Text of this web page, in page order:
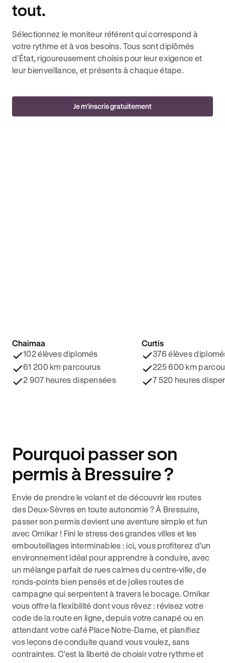
tout.
Sélectionnez le moniteur référent qui correspond à
votre rythme et à vos besoins. Tous sont diplômés
d’État, rigoureusement choisis pour leur exigence et
leur bienveillance, et présents à chaque étape.
Je m’inscris gratuitement
4.8/5 ⭐️
Chaimaa
102 élèves diplomés
61 200 km parcourus
2 907 heures dispensées
4.9/5 ⭐️
Curtis
376 élèves
225 600 km
7 520 heures
Pourquoi passer son
permis à Bressuire ?
Envie de prendre le volant et de découvrir les routes
des Deux-Sèvres en toute autonomie ? À Bressuire,
passer son permis devient une aventure simple et fun
avec Ornikar ! Fini le stress des grandes villes et les
embouteillages interminables : ici, vous profiterez d'un
environnement idéal pour apprendre à conduire, avec
un mélange parfait de rues calmes du centre-ville, de
ronds-points bien pensés et de jolies routes de
campagne qui serpentent à travers le bocage. Ornikar
vous offre la flexibilité dont vous rêvez : révisez votre
code de la route en ligne, depuis votre canapé ou en
attendant votre café Place Notre-Dame, et planifiez
vos leçons de conduite quand vous voulez, sans
contraintes. C'est la liberté de choisir votre rythme et